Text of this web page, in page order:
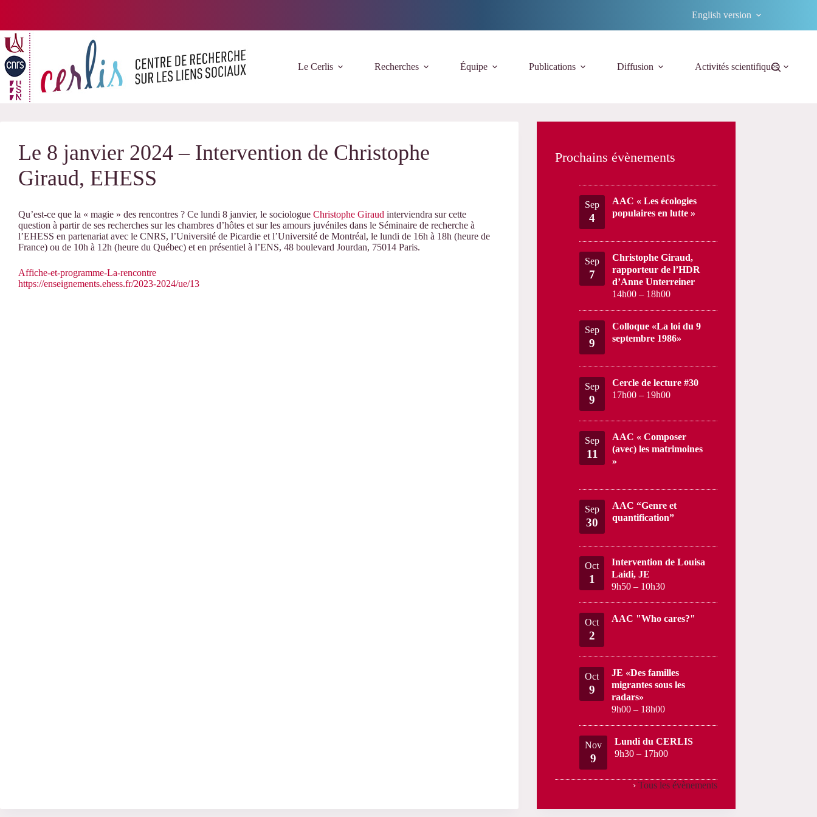
English version
Le Cerlis Recherches Équipe Publications Diffusion Activités scientifiques
Le 8 janvier 2024 – Intervention de Christophe
Giraud, EHESS
Qu’est-ce que la « magie » des rencontres ? Ce lundi 8 janvier, le sociologue Christophe Giraud interviendra sur cette
question à partir de ses recherches sur les chambres d’hôtes et sur les amours juvéniles dans le Séminaire de recherche à
l’EHESS en partenariat avec le CNRS, l’Université de Picardie et l’Université de Montréal, le lundi de 16h à 18h (heure de
France) ou de 10h à 12h (heure du Québec) et en présentiel à l’ENS, 48 boulevard Jourdan, 75014 Paris.
Affiche-et-programme-La-rencontre
https://enseignements.ehess.fr/2023-2024/ue/13
Prochains évènements
Sep
4
AAC « Les écologies
populaires en lutte »
Sep
7
Christophe Giraud,
rapporteur de l’HDR
d’Anne Unterreiner
14h00 – 18h00
Sep
9
Colloque «La loi du 9
septembre 1986»
Sep
9
Cercle de lecture #30
17h00 – 19h00
Sep
11
AAC « Composer
(avec) les matrimoines
»
Sep
30
AAC “Genre et
quantification”
Oct
1
Intervention de Louisa
Laidi, JE
9h50 – 10h30
Oct
2
AAC "Who cares?"
Oct
9
JE «Des familles
migrantes sous les
radars»
9h00 – 18h00
Nov
9
Lundi du CERLIS
9h30 – 17h00
› Tous les évènements